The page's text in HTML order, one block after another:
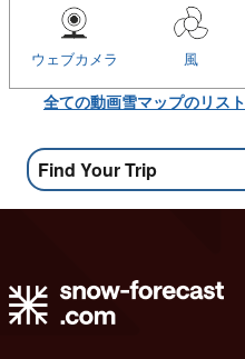
風
ウェブカメラ
全ての動画雪マップのリスト
Find Your Trip